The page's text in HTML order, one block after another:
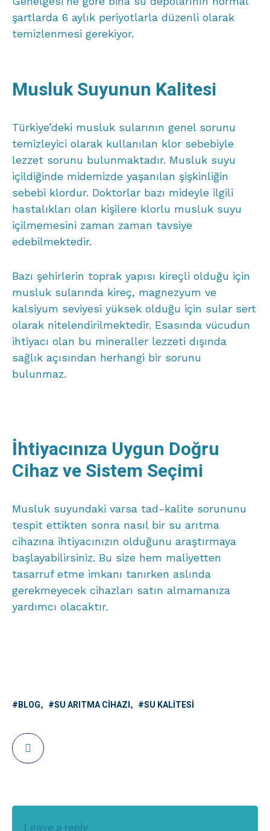
şartlarda 6 aylık periyotlarla düzenli olarak
temizlenmesi gerekiyor.
Musluk Suyunun Kalitesi
Türkiye’deki musluk sularının genel sorunu
temizleyici olarak kullanılan klor sebebiyle
lezzet sorunu bulunmaktadır. Musluk suyu
içildiğinde midemizde yaşanılan şişkinliğin
sebebi klordur. Doktorlar bazı mideyle ilgili
hastalıkları olan kişilere klorlu musluk suyu
içilmemesini zaman zaman tavsiye
edebilmektedir.
Bazı şehirlerin toprak yapısı kireçli olduğu için
musluk sularında kireç, magnezyum ve
kalsiyum seviyesi yüksek olduğu için sular sert
olarak nitelendirilmektedir. Esasında vücudun
ihtiyacı olan bu mineraller lezzeti dışında
sağlık açısından herhangi bir sorunu
bulunmaz.
İhtiyacınıza Uygun Doğru
Cihaz ve Sistem Seçimi
Musluk suyundaki varsa tad-kalite sorununu
tespit ettikten sonra nasıl bir su arıtma
cihazına ihtiyacınızın olduğunu araştırmaya
başlayabilirsiniz. Bu size hem maliyetten
tasarruf etme imkanı tanırken aslında
gerekmeyecek cihazları satın almamanıza
yardımcı olacaktır.
BLOG SU ARITMA CIHAZI SU KALITESI